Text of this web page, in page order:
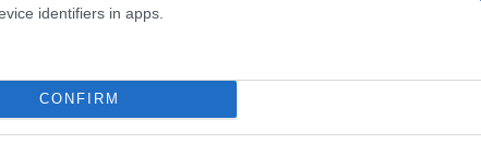
identifiers in apps.
CONFIRM